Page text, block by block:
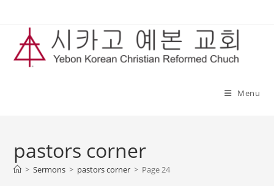
content
Menu
pastors corner
> Sermons > pastors corner > Page 24